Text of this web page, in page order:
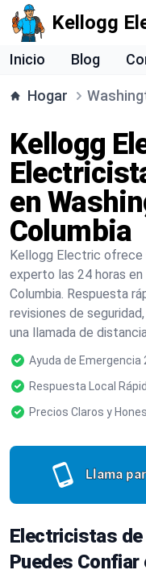
Kellogg
Inicio Blog
Hogar
Kellogg
en
Columbia
Kellogg Electric
experto las 24 horas
Columbia. Respuesta
revisiones de
una llamada de
Ayuda de Emergencia
Respuesta Local
Precios Claros y
Llama
Electricistas de
Puedes